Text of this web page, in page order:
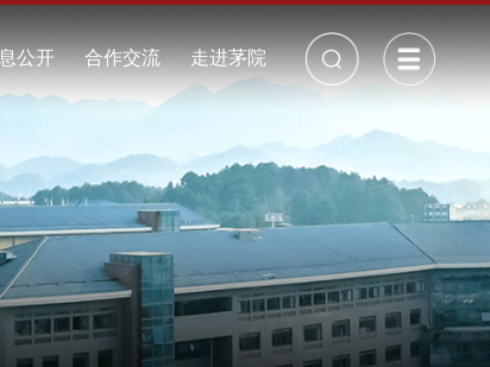
生就业 信息公开
公开制度
年度报告
采购招标
合作交流 走进茅院
校园景观
校园视频
周边地图
校园地图